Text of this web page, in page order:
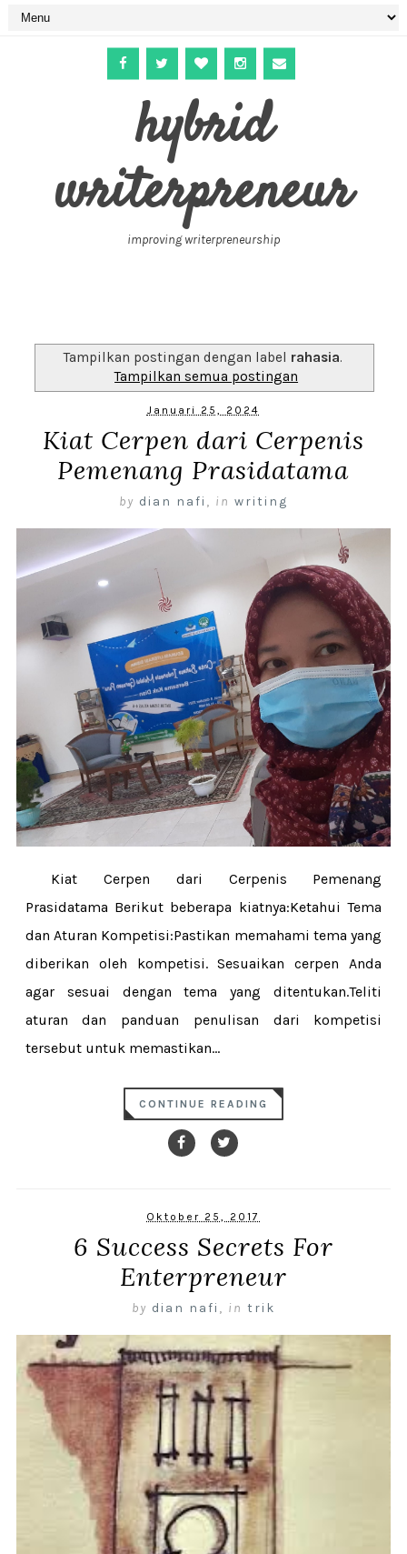
hybrid
writerpreneur
improving writerpreneurship
Tampilkan postingan dengan label rahasia.
Tampilkan semua postingan
Januari 25, 2024
Kiat Cerpen dari Cerpenis
Pemenang Prasidatama
by dian nafi , in writing
Kiat Cerpen dari Cerpenis Pemenang
Prasidatama Berikut beberapa kiatnya:Ketahui Tema
dan Aturan Kompetisi:Pastikan memahami tema yang
diberikan oleh kompetisi. Sesuaikan cerpen Anda
agar sesuai dengan tema yang ditentukan.Teliti
aturan dan panduan penulisan dari kompetisi
tersebut untuk memastikan...
CONTINUE READING
Oktober 25, 2017
6 Success Secrets For
Enterpreneur
by dian nafi , in trik